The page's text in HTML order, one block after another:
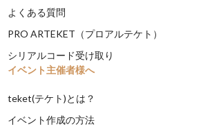
よくある質問
PRO ARTEKET（プロアルテケト）
シリアルコード受け取り
イベント主催者様へ
teket(テケト)とは？
イベント作成の方法